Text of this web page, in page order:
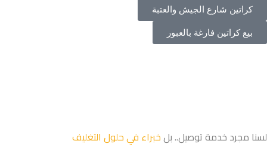
كراتين شارع الجيش والعتبة
بيع كراتين فارغة بالعبور
لسنا مجرد خدمة توصيل.. بلخبراء في حلول التغليف